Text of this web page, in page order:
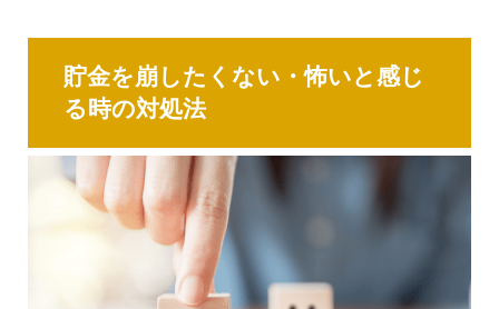
貯金を崩したくない・怖いと感じ
る時の対処法